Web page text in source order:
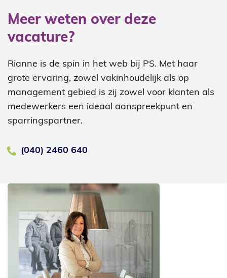
Meer weten over deze
vacature?
Rianne is de spin in het web bij PS. Met haar
grote ervaring, zowel vakinhoudelijk als op
management gebied is zij zowel voor klanten als
medewerkers een ideaal aanspreekpunt en
sparringspartner.
(040) 2460 640